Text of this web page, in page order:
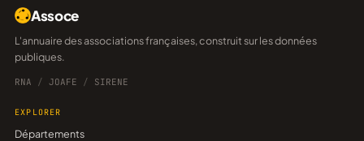
Assoce
L'annuaire des associations françaises, construit sur les données
publiques.
RNA / JOAFE / SIRENE
EXPLORER
Départements